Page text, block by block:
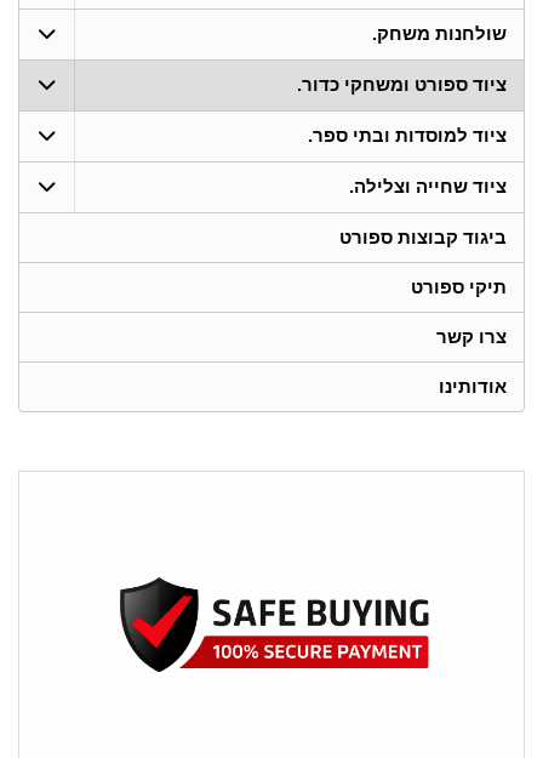
שולחנות משחק.
ציוד ספורט ומשחקי כדור.
ציוד למוסדות ובתי ספר.
ציוד שחייה וצלילה.
ביגוד קבוצות ספורט
תיקי ספורט
צרו קשר
אודותינו